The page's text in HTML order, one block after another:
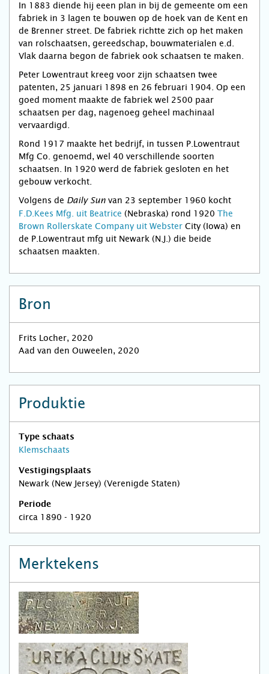
In 1883 diende hij eeen plan in bij de gemeente om een
fabriek in 3 lagen te bouwen op de hoek van de Kent en
de Brenner street. De fabriek richtte zich op het maken
van rolschaatsen, gereedschap, bouwmaterialen e.d.
Vlak daarna begon de fabriek ook schaatsen te maken.
Peter Lowentraut kreeg voor zijn schaatsen twee
patenten, 25 januari 1898 en 26 februari 1904. Op een
goed moment maakte de fabriek wel 2500 paar
schaatsen per dag, nagenoeg geheel machinaal
vervaardigd.
Rond 1917 maakte het bedrijf, in tussen P.Lowentraut
Mfg Co. genoemd, wel 40 verschillende soorten
schaatsen. In 1920 werd de fabriek gesloten en het
gebouw verkocht.
Volgens de Daily Sun van 23 september 1960 kocht
F.D.Kees Mfg. uit Beatrice (Nebraska) rond 1920 The
Brown Rollerskate Company uit Webster City (Iowa) en
de P.Lowentraut mfg uit Newark (N.J.) die beide
schaatsen maakten.
Bron
Frits Locher, 2020
Aad van den Ouweelen, 2020
Produktie
Type schaats
Klemschaats
Vestigingsplaats
Newark (New Jersey) (Verenigde Staten)
Periode
circa 1890 - 1920
Merktekens